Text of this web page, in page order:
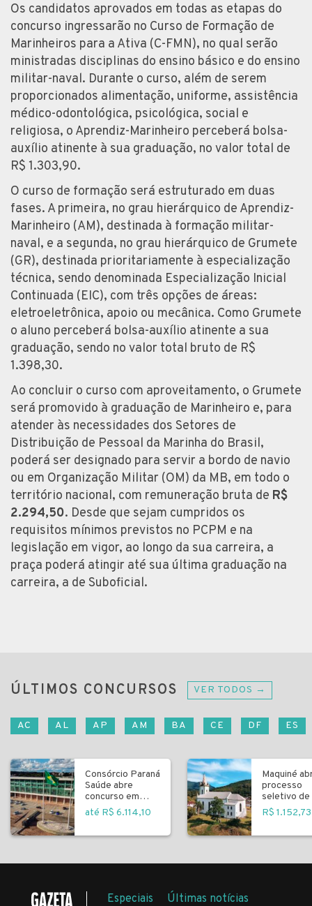
Os candidatos aprovados em todas as etapas do
concurso ingressarão no Curso de Formação de
Marinheiros para a Ativa (C-FMN), no qual serão
ministradas disciplinas do ensino básico e do ensino
militar-naval. Durante o curso, além de serem
proporcionados alimentação, uniforme, assistência
médico-odontológica, psicológica, social e
religiosa, o Aprendiz-Marinheiro perceberá bolsa-
auxílio atinente à sua graduação, no valor total de
R$ 1.303,90.
O curso de formação será estruturado em duas
fases. A primeira, no grau hierárquico de Aprendiz-
Marinheiro (AM), destinada à formação militar-
naval, e a segunda, no grau hierárquico de Grumete
(GR), destinada prioritariamente à especialização
técnica, sendo denominada Especialização Inicial
Continuada (EIC), com três opções de áreas:
eletroeletrônica, apoio ou mecânica. Como Grumete
o aluno perceberá bolsa-auxílio atinente a sua
graduação, sendo no valor total bruto de R$
1.398,30.
Ao concluir o curso com aproveitamento, o Grumete
será promovido à graduação de Marinheiro e, para
atender às necessidades dos Setores de
Distribuição de Pessoal da Marinha do Brasil,
poderá ser designado para servir a bordo de navio
ou em Organização Militar (OM) da MB, em todo o
território nacional, com remuneração bruta de R$
2.294,50. Desde que sejam cumpridos os
requisitos mínimos previstos no PCPM e na
legislação em vigor, ao longo da sua carreira, a
praça poderá atingir até sua última graduação na
carreira, a de Suboficial.
ÚLTIMOS CONCURSOS VER TODOS →
AC AL AP AM BA CE DF ES
Consórcio Paraná
Saúde abre
concurso em
Curitiba
até R$ 6.114,10
Maquiné
processo
seletivo de
R$ 1.152,73
Especiais Últimas notícias